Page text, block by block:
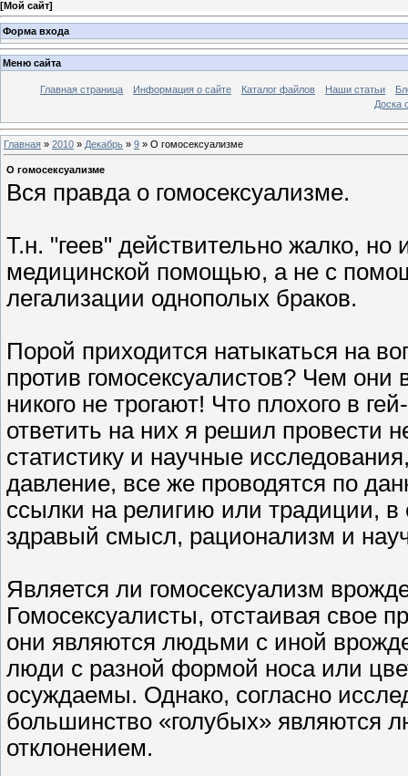
[Мой сайт]
Форма входа
Меню сайта
Главная страница Информация о сайте Каталог файлов Наши статьи
Доска
Главная » 2010 » Декабрь » 9 » О гомосексуализме
О гомосексуализме
Вся правда о гомосексуализме.
Т.н. "геев" действительно жалко,
медицинской помощью, а не с
легализации однополых браков.
Порой приходится натыкаться на
против гомосексуалистов? Чем
никого не трогают! Что плохого в
ответить на них я решил провести
статистику и научные
давление, все же проводятся по
ссылки на религию или традиции,
здравый смысл, рационализм и
Является ли гомосексуализм
Гомосексуалисты, отстаивая свое
они являются людьми с иной
люди с разной формой носа или
осуждаемы. Однако, согласно
большинство «голубых» являются
отклонением.